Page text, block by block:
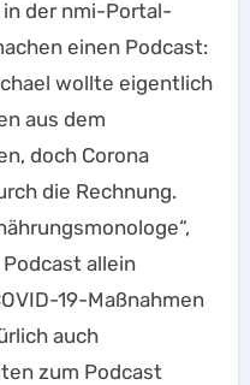
einen Podcast:
wollte eigentlich
aus dem
doch Corona
die Rechnung.
allein
19-Maßnahmen
auch
zum Podcast